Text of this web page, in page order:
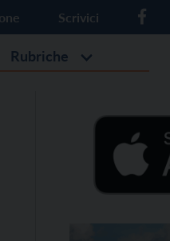
Scrivici
Rubriche